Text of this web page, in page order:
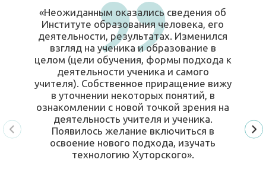
«Неожиданным оказались сведения об
Институте образования человека, его
деятельности, результатах. Изменился
взгляд на ученика и образование в
целом (цели обучения, формы подхода к
деятельности ученика и самого
учителя). Собственное приращение вижу
в уточнении некоторых понятий, в
ознакомлении с новой точкой зрения на
деятельность учителя и ученика.
Появилось желание включиться в
освоение нового подхода, изучать
технологию Хуторского».